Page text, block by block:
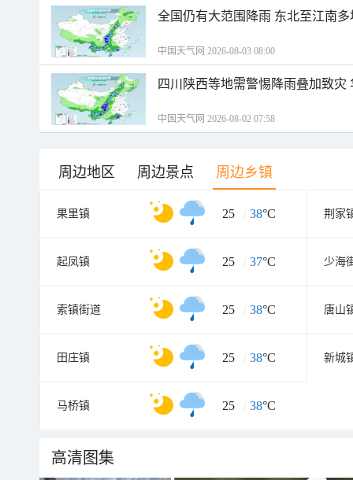
全国仍有大范围降雨 东北至江南
中国天气网 2026-08-03 08:00
四川陕西等地需警惕降雨叠加致
中国天气网 2026-08-02 07:58
周边地区 周边景点 周边乡镇
果里镇 25 / 38°C 荆家
起凤镇 25 / 37°C 少海
索镇街道 25 / 38°C 唐山
田庄镇 25 / 38°C 新城
马桥镇 25 / 38°C
高清图集